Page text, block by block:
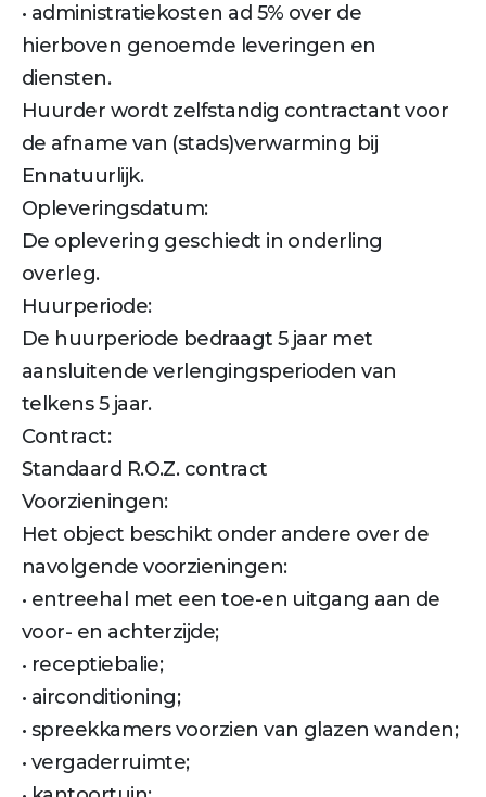
• administratiekosten ad 5% over de
hierboven genoemde leveringen en
diensten.
Huurder wordt zelfstandig contractant voor
de afname van (stads)verwarming bij
Ennatuurlijk.
Opleveringsdatum:
De oplevering geschiedt in onderling
overleg.
Huurperiode:
De huurperiode bedraagt 5 jaar met
aansluitende verlengingsperioden van
telkens 5 jaar.
Contract:
Standaard R.O.Z. contract
Voorzieningen:
Het object beschikt onder andere over de
navolgende voorzieningen:
• entreehal met een toe-en uitgang aan de
voor- en achterzijde;
• receptiebalie;
• airconditioning;
• spreekkamers voorzien van glazen wanden;
• vergaderruimte;